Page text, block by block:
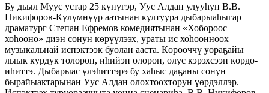
Бу дьыл Муус устар 25 күнүгэр, Уус Алдан улууһун В.В.
Никифоров-Күлүмнүүр аатынан култуура дыбарыаһыгар
драматург Степан Ефремов комедиятынан «Хобороос
хоһооно» диэн сонун көрүүлээх, ураты ис хоһоонноох
музыкальнай испэктээк буолан ааста. Көрөөччү уораҕайы
лыык курдук толорон, иһийэн олорон, олус кэрэхсээн көрдө-
иһиттэ. Дыбарыас үлэһиттэрэ бу хаһыс даҕаны сонун
бырайыактарынан Уус Алдан олохтоохторун үөрдэллэр.